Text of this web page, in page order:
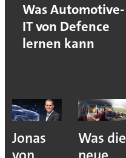
Was Automotive-
IT von Defence
lernen kann
Jonas
Was die